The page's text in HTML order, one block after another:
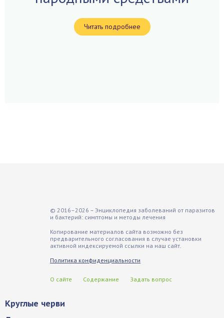
Читать подробнее
© 2016–2026 – Энциклопедия заболеваний от паразитов
и бактерий: симптомы и методы лечения
Копирование материалов сайта возможно без
предварительного согласования в случае установки
активной индексируемой ссылки на наш сайт.
Политика конфиденциальности
О сайте Содержание Задать вопрос
Круглые черви